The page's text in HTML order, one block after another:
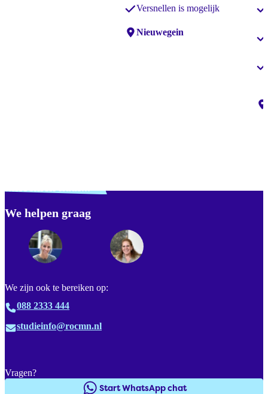
Versnellen is mogelijk
Locaties:
Nieuwegein
We helpen graag
We zijn ook te bereiken op:
088 2333 444
studieinfo@rocmn.nl
Vragen?
Start WhatsApp chat
Footer